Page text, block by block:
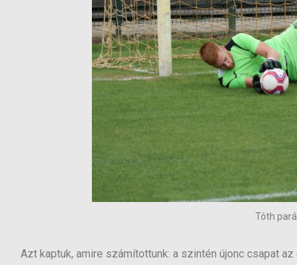
Tóth
Azt kaptuk, amire számítottunk: a szintén újonc csapat